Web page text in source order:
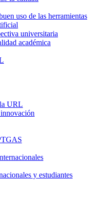
uso de las herramientas
universitaria
académica
URL
y estudiantes